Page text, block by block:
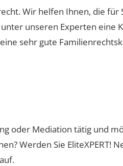
Wir helfen Ihnen, die für
unseren Experten eine
sehr gute
oder Mediation tätig und
Werden Sie EliteXPERT!